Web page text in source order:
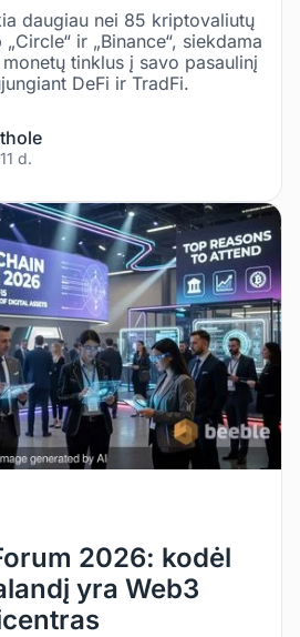
daugiau nei 85 kriptovaliutų
ir „Binance“, siekdama
tinklus į savo pasaulinį
DeFi ir TradFi.
d.
2026: kodėl
yra Web3